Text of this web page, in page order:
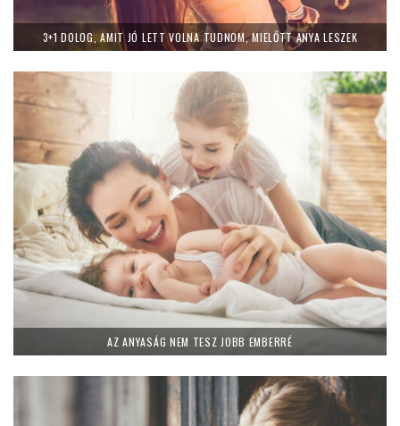
3+1 DOLOG, AMIT JÓ LETT VOLNA TUDNOM, MIELŐTT ANYA LESZEK
AZ ANYASÁG NEM TESZ JOBB EMBERRÉ